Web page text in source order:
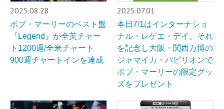
2025.08.28
ボブ・マーリーのベスト盤
『Legend』が全英チャー
ト1200週/全米チャート
900週チャートインを達成
2025.07.01
本日7/1はインターナショ
ナル・レゲエ・デイ。それ
を記念し大阪・関西万博の
ジャマイカ・パビリオンで
ボブ・マーリーの限定グッ
ズをプレゼント